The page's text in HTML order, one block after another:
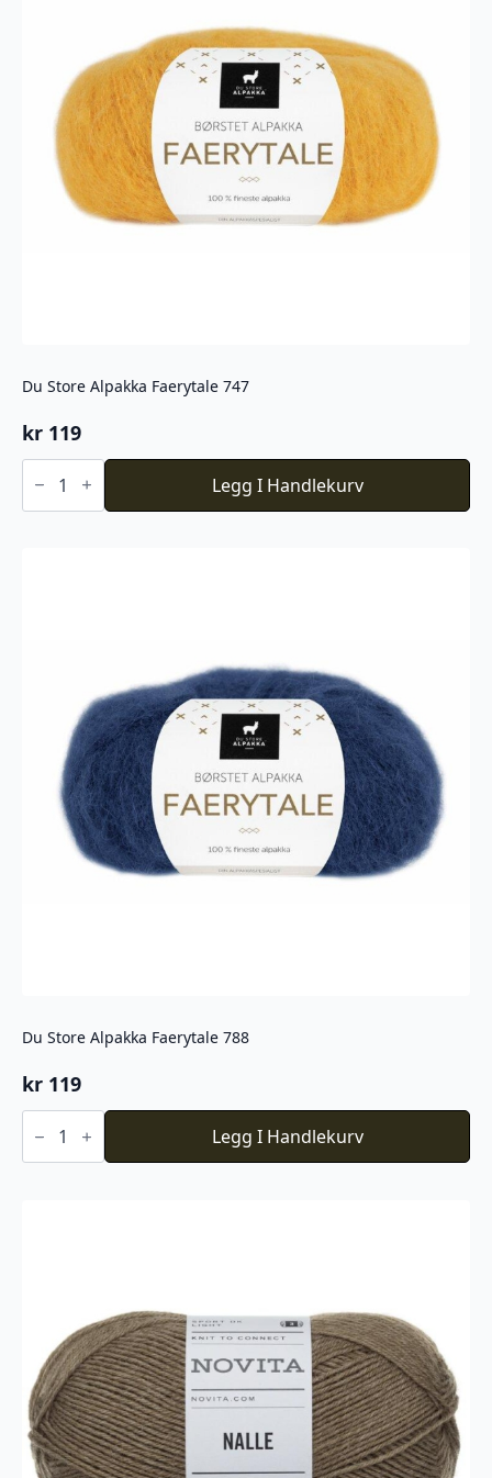
Du Store Alpakka Faerytale 747
kr 119
Du
Store
Faerytale
Legg I Handlekurv
Du Store Alpakka Faerytale 788
kr 119
Du
Store
Faerytale
Legg I Handlekurv